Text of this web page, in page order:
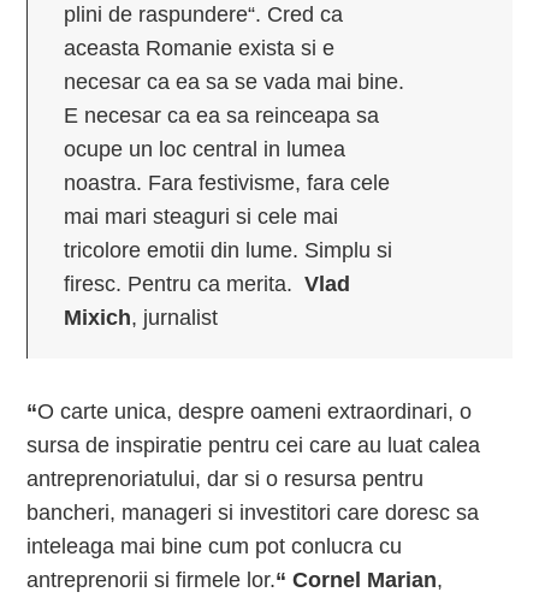
plini de raspundere“. Cred ca
aceasta Romanie exista si e
necesar ca ea sa se vada mai bine.
E necesar ca ea sa reinceapa sa
ocupe un loc central in lumea
noastra. Fara festivisme, fara cele
mai mari steaguri si cele mai
tricolore emotii din lume. Simplu si
firesc. Pentru ca merita.Vlad
Mixich, jurnalist
“O carte unica, despre oameni extraordinari, o
sursa de inspiratie pentru cei care au luat calea
antreprenoriatului, dar si o resursa pentru
bancheri, manageri si investitori care doresc sa
inteleaga mai bine cum pot conlucra cu
antreprenorii si firmele lor.“ Cornel Marian,